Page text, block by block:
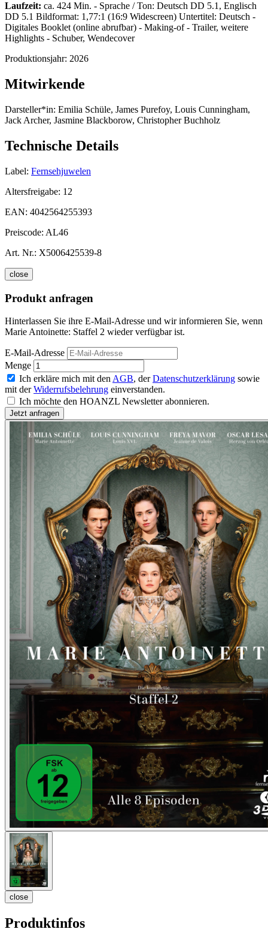
Laufzeit: ca. 424 Min. - Sprache / Ton: Deutsch DD 5.1, Englisch
DD 5.1 Bildformat: 1,77:1 (16:9 Widescreen) Untertitel: Deutsch -
Digitales Booklet (online abrufbar) - Making-of - Trailer, weitere
Highlights - Schuber, Wendecover
Produktionsjahr: 2026
Mitwirkende
Darsteller*in: Emilia Schüle, James Purefoy, Louis Cunningham,
Jack Archer, Jasmine Blackborow, Christopher Buchholz
Technische Details
Label: Fernsehjuwelen
Altersfreigabe: 12
EAN: 4042564255393
Preiscode: AL46
Art. Nr.: X5006425539-8
close
Produkt anfragen
Hinterlassen Sie ihre E-Mail-Adresse und wir informieren Sie, wenn
Marie Antoinette: Staffel 2 wieder verfügbar ist.
E-Mail-Adresse
Menge
Ich erkläre mich mit den AGB, derDatenschutzerklärung sowie
mit derWiderrufsbelehrung einverstanden.
Ich möchte den HOANZL Newsletter abonnieren.
close
Produktinfos